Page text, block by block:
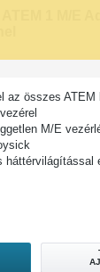
1 M/E
az összes ATEM
M/E